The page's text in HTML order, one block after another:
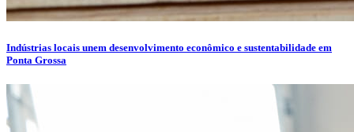
Indústrias locais unem desenvolvimento econômico e sustentabilidade em
Ponta Grossa